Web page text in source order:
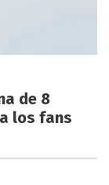
de 8
los fans